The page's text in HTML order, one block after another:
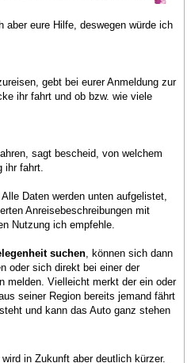
aber eure Hilfe, deswegen würde ich
gebt bei eurer Anmeldung zur
ihr fahrt und ob bzw. wie viele
sagt bescheid, von welchem
ihr fahrt.
Daten werden unten aufgelistet,
Anreisebeschreibungen mit
Nutzung ich empfehle.
suchen, können sich dann
oder sich direkt bei einer der
melden. Vielleicht merkt der ein oder
seiner Region bereits jemand fährt
und kann das Auto ganz stehen
in Zukunft aber deutlich kürzer.